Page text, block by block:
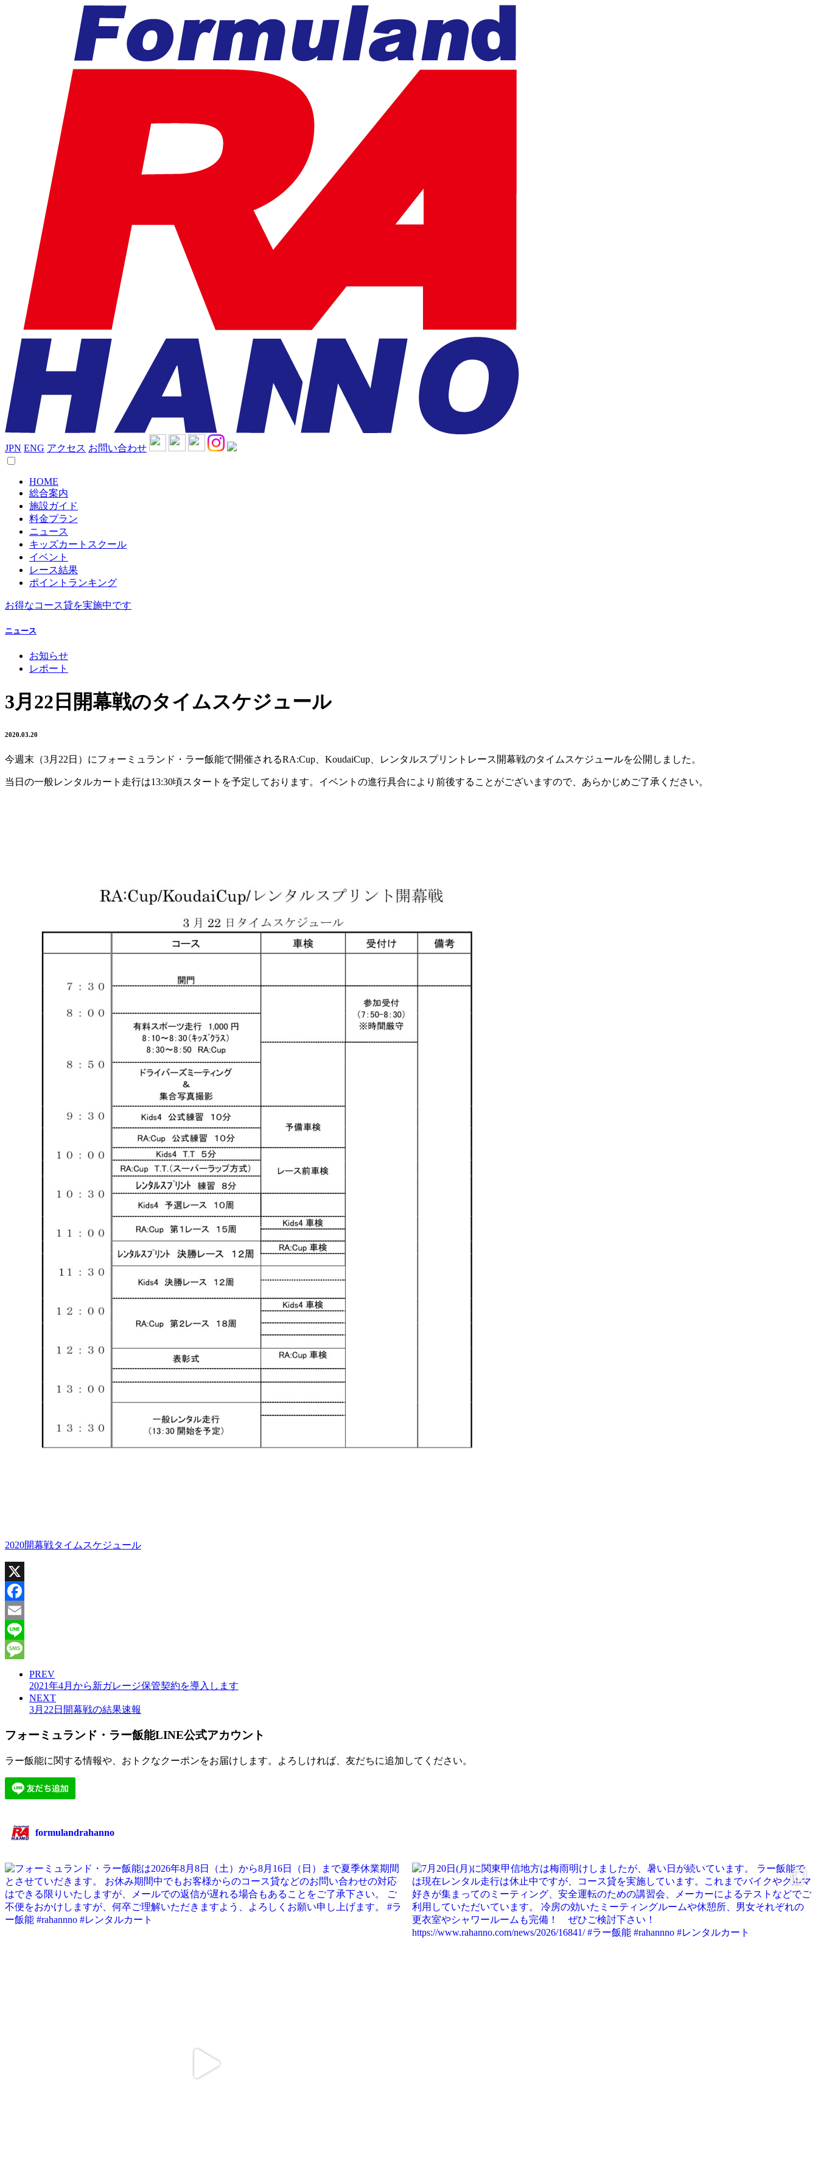
JPN ENG アクセス お問い合わせ
HOME
総合案内
施設ガイド
料金プラン
ニュース
キッズカートスクール
イベント
レース結果
ポイントランキング
お得なコース貸を実施中です
ニュース
お知らせ
レポート
3月22日開幕戦のタイムスケジュール
2020.03.20
今週末（3月22日）にフォーミュランド・ラー飯能で開催されるRA:Cup、KoudaiCup、レンタルスプリントレース開幕戦のタイムスケジュールを公開しました。
当日の一般レンタルカート走行は13:30頃スタートを予定しております。イベントの進行具合により前後することがございますので、あらかじめご了承ください。
2020開幕戦タイムスケジュール
X
Facebook
Email
Line
Message
PREV
2021年4月から新ガレージ保管契約を導入します
NEXT
3月22日開幕戦の結果速報
フォーミュランド・ラー飯能LINE公式アカウント
ラー飯能に関する情報や、おトクなクーポンをお届けします。よろしければ、友だちに追加してください。
formulandrahanno